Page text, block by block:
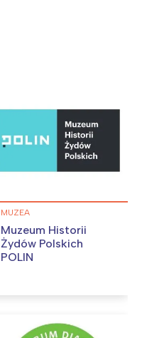
MUZEA
Muzeum Historii
Żydów Polskich
POLIN